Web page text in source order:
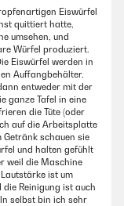
Eiswürfel
quittiert hatte,
umsehen, und
Würfel produziert.
Eiswürfel werden in
Auffangbehälter.
entweder mit der
ganze Tafel in eine
die Tüte (oder
auf die Arbeitsplatte
schauen sie
und halten gefühlt
weil die Maschine
ist um
Reinigung ist auch
selbst bin ich sehr